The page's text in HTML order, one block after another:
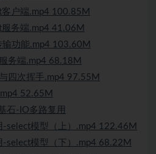
户端.mp4 100.85M
务端.mp4 41.06M
功能.mp4 103.60M
务端.mp4 68.18M
四次挥手.mp4 97.55M
52.65M
石-IO多路复用
select模型（上）.mp4 122.46M
select模型（下）.mp4 68.22M